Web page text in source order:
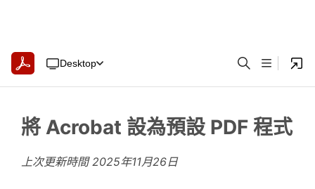
Desktop
將 Acrobat 設為預設 PDF 程式
上次更新時間2025年11月26日